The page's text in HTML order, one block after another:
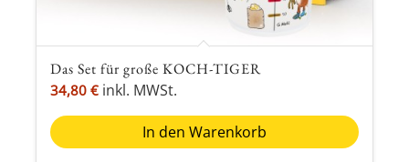
In den Warenkorb
zzgl.Versandkosten